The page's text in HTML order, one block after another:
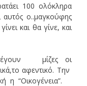
100 ολόκληρα
αυτός ο..μαγκούφης
και θα γίνε, και
μίζες οι
αφεντικό. Την
η “Οικογένεια”.